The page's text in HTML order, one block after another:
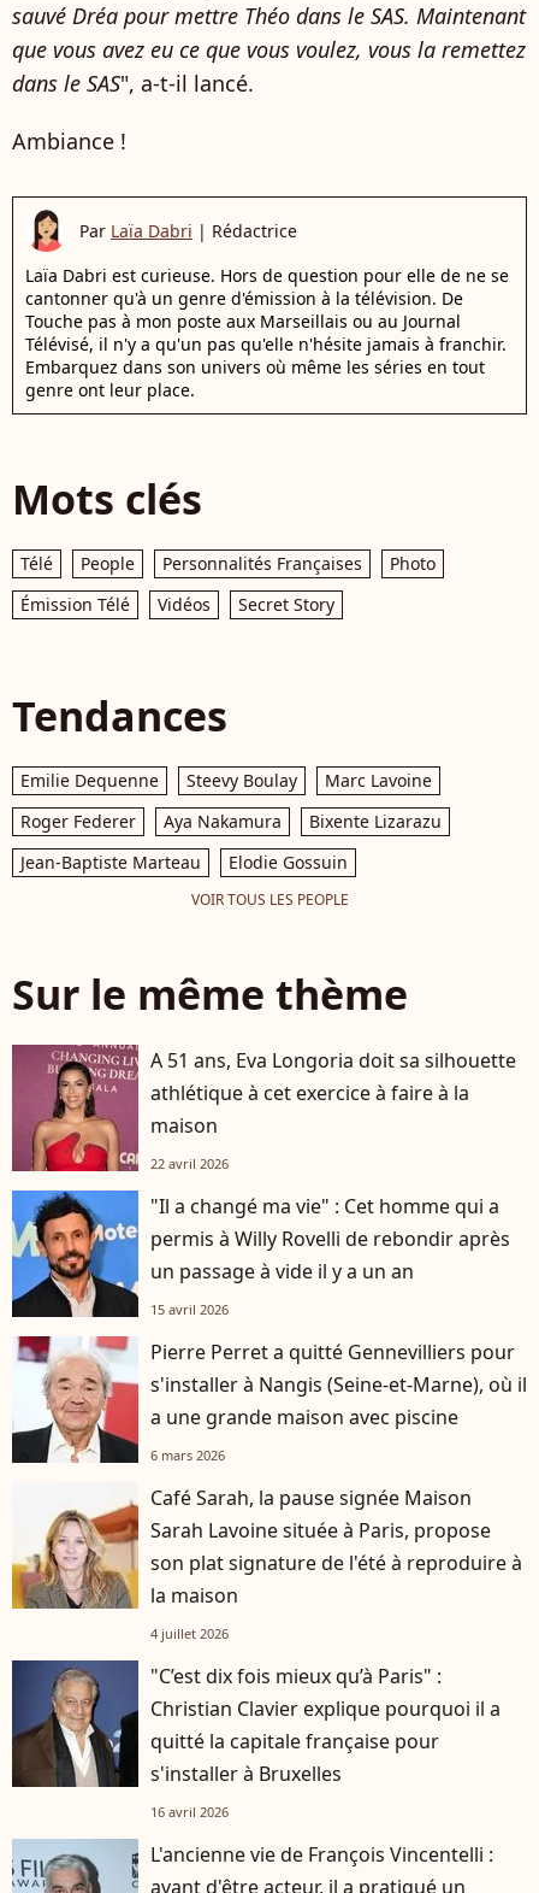
sauvé Dréa pour mettre Théo dans le SAS. Maintenant
que vous avez eu ce que vous voulez, vous la remettez
dans le SAS", a-t-il lancé.
Ambiance !
Par Laïa Dabri | Rédactrice
Laïa Dabri est curieuse. Hors de question pour elle de ne se
cantonner qu'à un genre d'émission à la télévision. De
Touche pas à mon poste aux Marseillais ou au Journal
Télévisé, il n'y a qu'un pas qu'elle n'hésite jamais à franchir.
Embarquez dans son univers où même les séries en tout
genre ont leur place.
Mots clés
Télé People Personnalités Françaises
Photo
Émission Télé
Vidéos Secret Story
Tendances
Emilie Dequenne Steevy Boulay
Marc Lavoine
Roger Federer
Aya Nakamura
Bixente Lizarazu
Jean-Baptiste Marteau
Elodie Gossuin
VOIR TOUS LES PEOPLE
Sur le même thème
A 51 ans, Eva Longoria doit sa silhouette
athlétique à cet exercice à faire à la
maison
22 avril 2026
"Il a changé ma vie" : Cet homme qui a
permis à Willy Rovelli de rebondir après
un passage à vide il y a un an
15 avril 2026
Pierre Perret a quitté Gennevilliers pour
s'installer à Nangis (Seine-et-Marne), où il
a une grande maison avec piscine
6 mars 2026
Café Sarah, la pause signée Maison
Sarah Lavoine située à Paris, propose
son plat signature de l'été à reproduire à
la maison
4 juillet 2026
"C’est dix fois mieux qu’à Paris" :
Christian Clavier explique pourquoi il a
quitté la capitale française pour
s'installer à Bruxelles
16 avril 2026
L'ancienne vie de François Vincentelli :
avant d'être acteur, il a pratiqué un